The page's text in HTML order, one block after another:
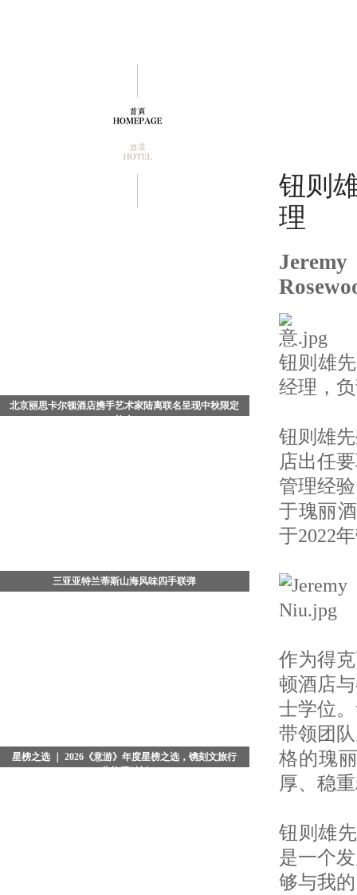
北京丽思卡尔顿酒店携手艺术家陆离联名呈现中秋限定
三亚亚特兰蒂斯山海风味四手联弹
星榜之选 ｜ 2026《意游》年度星榜之选，镌刻文旅行
钮则
理
钮则雄
经理，
钮则雄
店出任
管理经
于瑰丽
于2022
作为得
顿酒店
士学位
带领团
格的瑰
厚、稳
钮则雄
是一个
够与我